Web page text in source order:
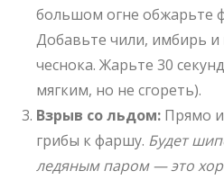
большом огне обжарьте
Добавьте чили, имбирь и
чеснока. Жарьте 30
мягким, но не сгореть).
Взрыв со льдом: Прямо
грибы к фаршу. Будет
ледяным паром — это